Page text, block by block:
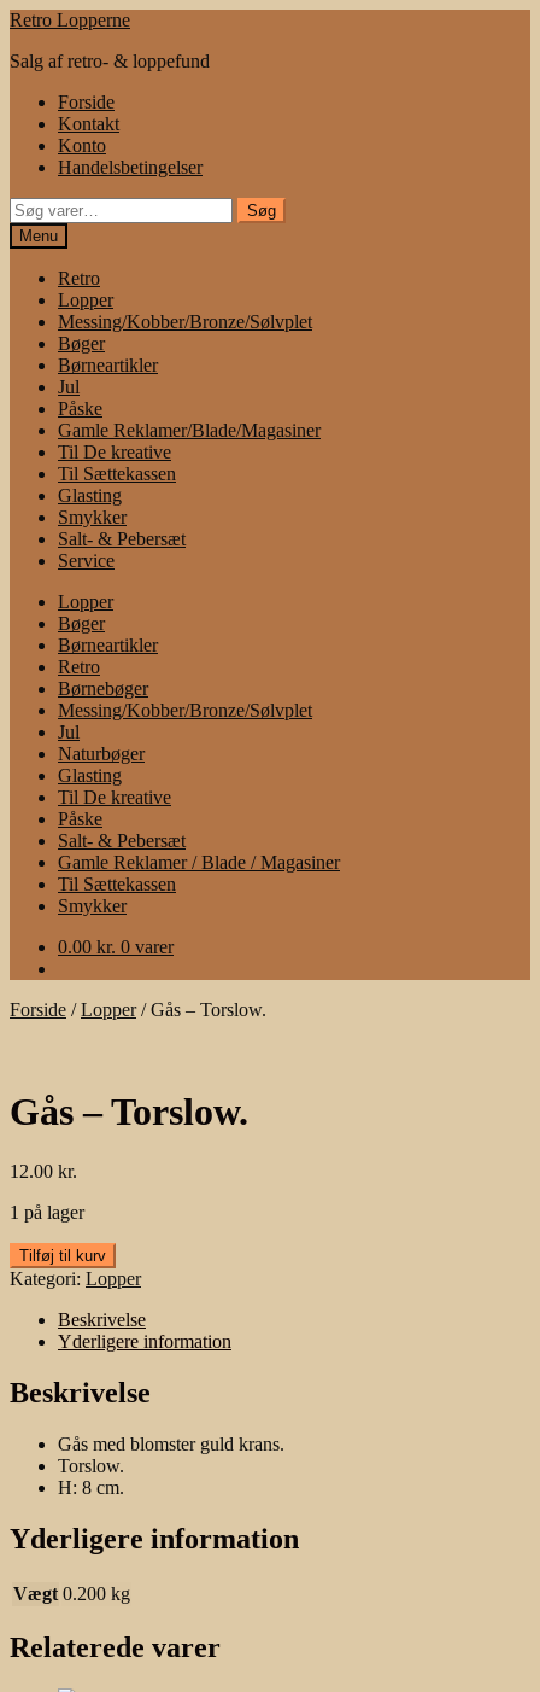
Spring
navigation
Spring
indhold
Retro Lopperne
Salg af retro- & loppefund
Forside
Kontakt
Konto
Handelsbetingelser
Søg
efter:
Søg
Menu
Retro
Lopper
Messing/Kobber/Bronze/Sølvplet
Bøger
Børneartikler
Jul
Påske
Gamle Reklamer/Blade/Magasiner
Til De kreative
Til Sættekassen
Glasting
Smykker
Salt- & Pebersæt
Service
Lopper
Bøger
Børneartikler
Retro
Børnebøger
Messing/Kobber/Bronze/Sølvplet
Jul
Naturbøger
Glasting
Til De kreative
Påske
Salt- & Pebersæt
Gamle Reklamer / Blade / Magasiner
Til Sættekassen
Smykker
0.00 kr. 0 varer
Forside /Lopper/Gås – Torslow.
Gås – Torslow.
12.00 kr.
1 på lager
Gås
–
Torslow.
antal
Tilføj til kurv
Kategori: Lopper
Beskrivelse
Yderligere information
Beskrivelse
Gås med blomster guld krans.
Torslow.
H: 8 cm.
Yderligere information
Vægt 0.200 kg
Relaterede varer